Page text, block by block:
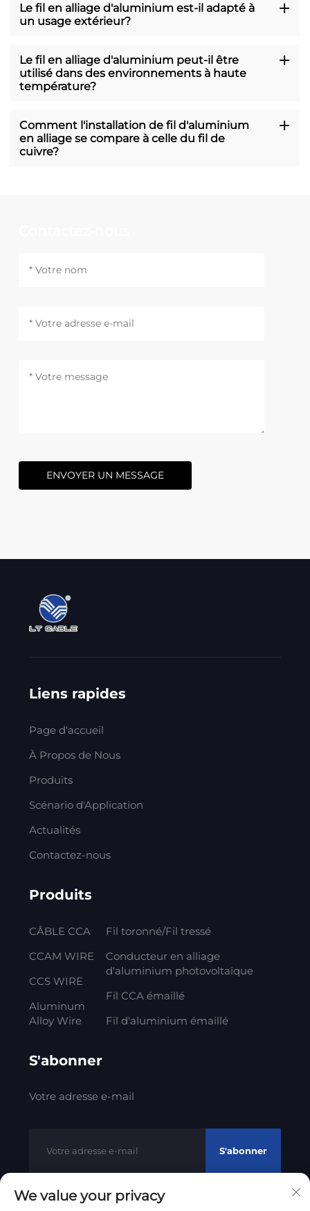
Le fil en alliage d'aluminium est-il adapté à
un usage extérieur?
Le fil en alliage d'aluminium peut-il être
utilisé dans des environnements à haute
température?
Comment l'installation de fil d'aluminium
en alliage se compare à celle du fil de
cuivre?
ENVOYER UN MESSAGE
Liens rapides
Page d'accueil
À Propos de Nous
Produits
Scénario d'Application
Actualités
Contactez-nous
Produits
CÂBLE CCA
CCAM WIRE
CCS WIRE
Aluminum
Alloy Wire
Fil toronné/Fil tressé
Conducteur en alliage
d'aluminium photovoltaïque
Fil CCA émaillé
Fil d'aluminium émaillé
S'abonner
Votre adresse e-mail
S'abonner
We value your privacy